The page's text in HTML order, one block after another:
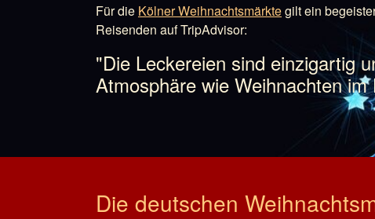
Für die Kölner Weihnachtsmärktegilt ein
Reisenden auf TripAdvisor:
"Die Leckereien sind einzigartig
Atmosphäre wie Weihnachten
Die deutschen